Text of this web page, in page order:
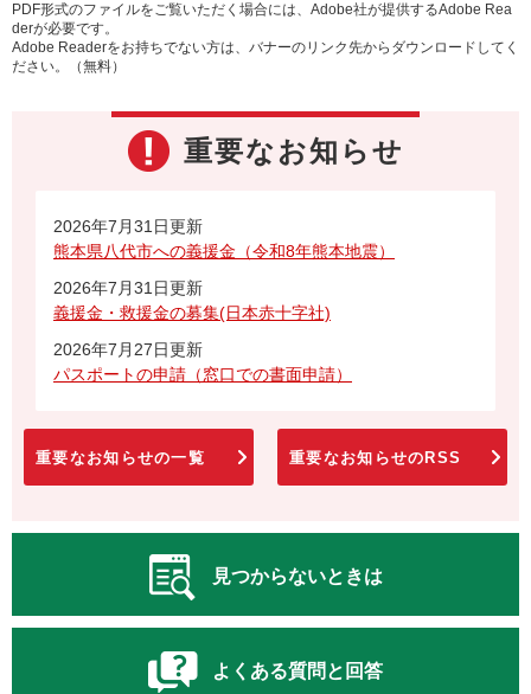
PDF形式のファイルをご覧いただく場合には、Adobe社が提供するAdobe Rea
derが必要です。
Adobe Readerをお持ちでない方は、バナーのリンク先からダウンロードしてく
ださい。（無料）
重要なお知らせ
2026年7月31日更新
熊本県八代市への義援金（令和8年熊本地震）
2026年7月31日更新
義援金・救援金の募集(日本赤十字社)
2026年7月27日更新
パスポートの申請（窓口での書面申請）
重要なお知らせの一覧 重要なお知らせのRSS
見つからないときは
よくある質問と回答